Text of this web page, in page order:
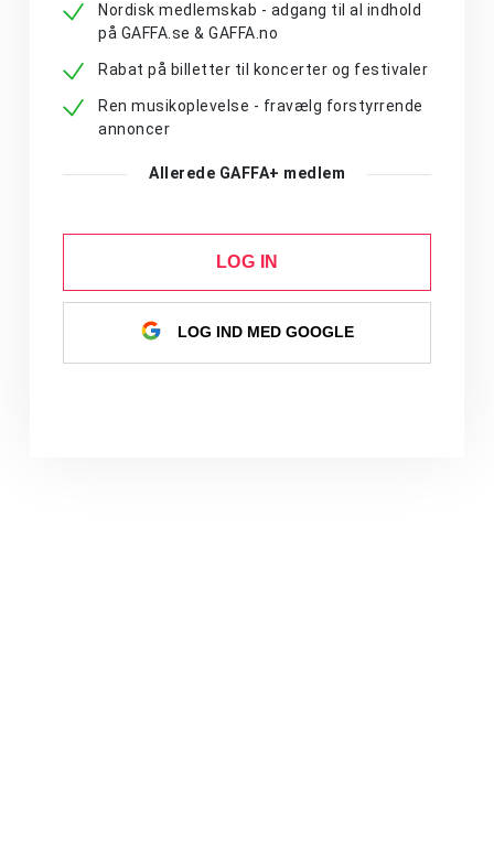
Nordisk medlemskab - adgang til al indhold
på GAFFA.se & GAFFA.no
Rabat på billetter til koncerter og festivaler
Ren musikoplevelse - fravælg forstyrrende
annoncer
Allerede GAFFA+ medlem
LOG IN
LOG IND MED GOOGLE